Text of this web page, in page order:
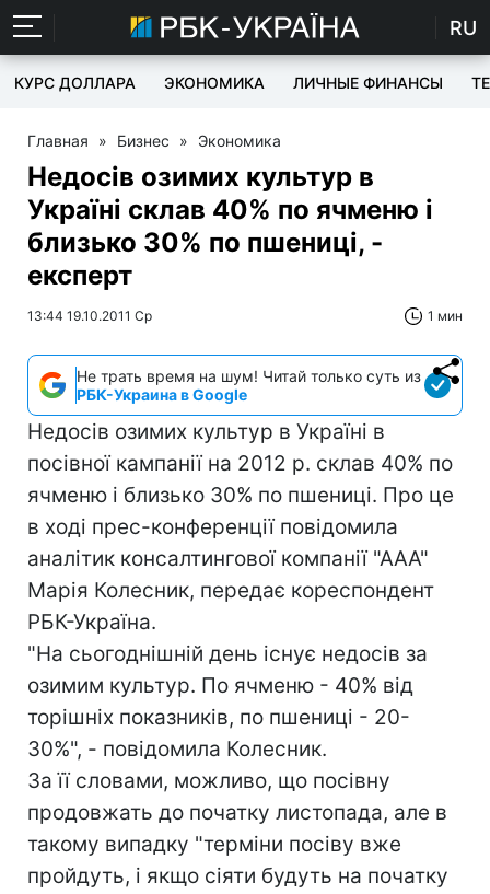
RU
КУРС ДОЛЛАРА ЭКОНОМИКА ЛИЧНЫЕ ФИНАНСЫ
Главная » Бизнес » Экономика
Недосів озимих культур в
Україні склав 40% по ячменю і
близько 30% по пшениці, -
експерт
13:44 19.10.2011 Ср 1 мин
Не трать время на шум! Читай только суть из
РБК-Украина в Google
Недосів озимих культур в Україні в
посівної кампанії на 2012 р. склав 40% по
ячменю і близько 30% по пшениці. Про це
в ході прес-конференції повідомила
аналітик консалтингової компанії "ААА"
Марія Колесник, передає кореспондент
РБК-Україна.
"На сьогоднішній день існує недосів за
озимим культур. По ячменю - 40% від
торішніх показників, по пшениці - 20-
30%", - повідомила Колесник.
За її словами, можливо, що посівну
продовжать до початку листопада, але в
такому випадку "терміни посіву вже
пройдуть, і якщо сіяти будуть на початку